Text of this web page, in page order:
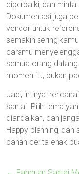
diperbaiki, dan
Dokumentasi juga
vendor untuk
semakin sering
caramu
semua orang
momen itu, bukan
Jadi, intinya:
santai. Pilih tema
diandalkan, dan
Happy planning,
bahan cerita enak